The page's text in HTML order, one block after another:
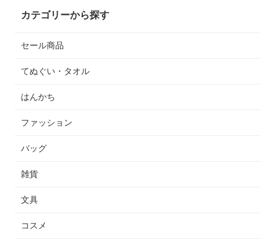
カテゴリーから探す
セール商品
てぬぐい・タオル
はんかち
ファッション
バッグ
雑貨
文具
コスメ